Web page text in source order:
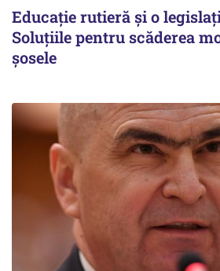
Educație rutieră și o
Soluțiile pentru scăderea
şosele